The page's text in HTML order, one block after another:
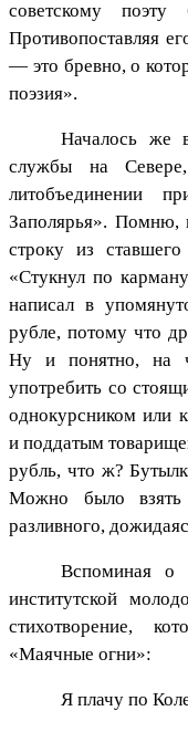
советскому
Противопоставляя
— это бревно, о
поэзия».
Началось же
службы на
литобъединении
Заполярья». Помню,
строку из
«Стукнул по
написал в
рубле, потому что
Ну и понятно, на
употребить со
однокурсником или
и поддатым
рубль, что ж?
Можно было взять
разливного,
Вспоминая
институтской
стихотворение,
«Маячные огни»:
Я плачу по